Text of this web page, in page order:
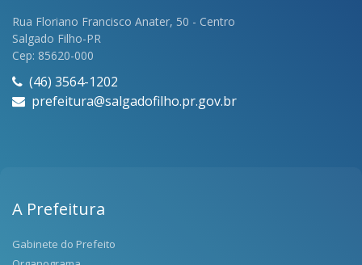
Rua Floriano Francisco Anater, 50 - Centro
Salgado Filho-PR
Cep: 85620-000
(46) 3564-1202
prefeitura@salgadofilho.pr.gov.br
A Prefeitura
Gabinete do Prefeito